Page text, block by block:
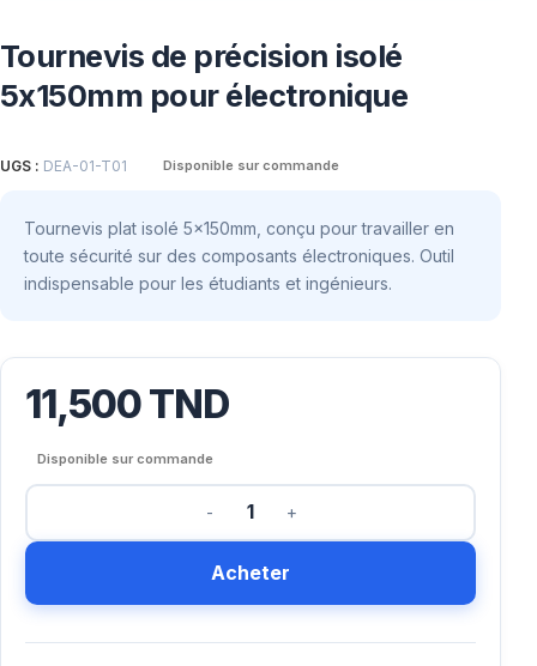
Tournevis de précision isolé
5x150mm pour électronique
UGS : DEA-01-T01 Disponible sur commande
Tournevis plat isolé 5x150mm, conçu pour travailler en
toute sécurité sur des composants électroniques. Outil
indispensable pour les étudiants et ingénieurs.
11,500TND
Disponible sur commande
Acheter